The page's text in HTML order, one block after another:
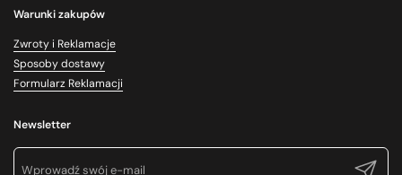
Warunki zakupów
Zwroty i Reklamacje
Sposoby dostawy
Formularz Reklamacji
Newsletter
Prześlij